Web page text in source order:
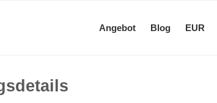
Angebot Blog EUR